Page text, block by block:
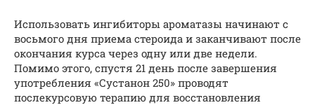
Использовать ингибиторы ароматазы начинают с
восьмого дня приема стероида и заканчивают после
окончания курса через одну или две недели.
Помимо этого, спустя 21 день после завершения
употребления «Сустанон 250» проводят
послекурсовую терапию для восстановления